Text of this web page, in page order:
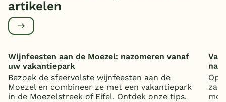
artikelen
Wijnfeesten aan de Moezel: nazomeren vanaf
uw vakantiepark
Bezoek de sfeervolste wijnfeesten aan de
Moezel en combineer ze met een vakantiepark
in de Moezelstreek of Eifel. Ontdek onze tips.
Op